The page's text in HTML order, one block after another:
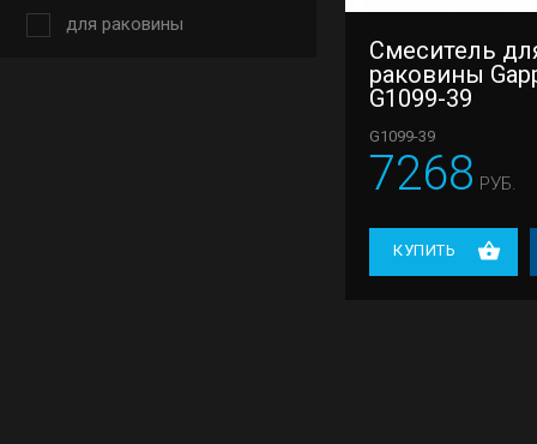
для раковины
Смеситель
раковины
G1099-39
G1099-39
7268 РУБ.
КУПИТЬ